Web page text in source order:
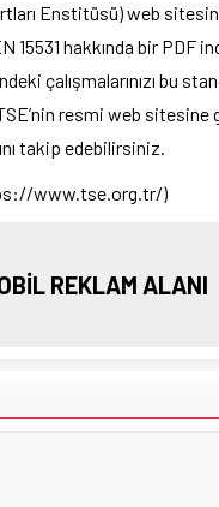
Enstitüsü) web
15531 hakkında bir PDF
çalışmalarınızı bu
resmi web
takip edebilirsiniz.
www.tse.org.tr/)
REKLAM ALANI